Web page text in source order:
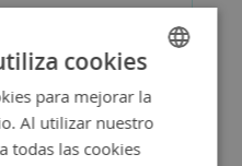
SPANISH
ENGLISH
cookies
para mejorar la
Al utilizar nuestro
todas las cookies